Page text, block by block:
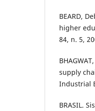
BEARD,
higher
84, n. 5,
supply
Industrial
BRASIL.